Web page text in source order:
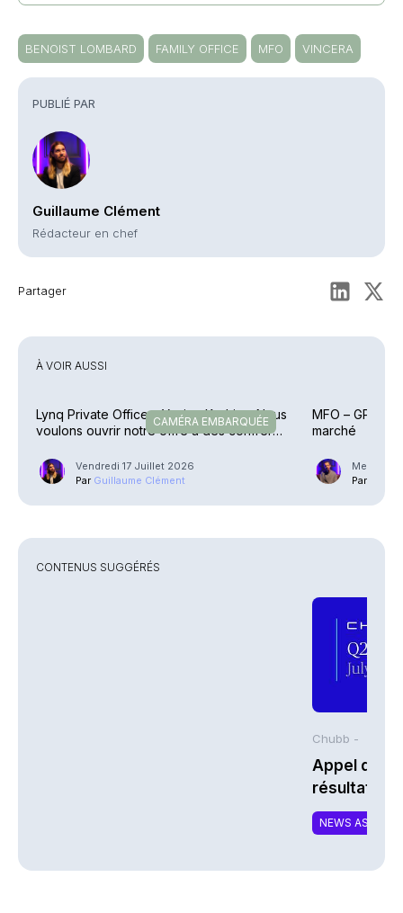
PUBLIÉ PAR
Guillaume Clément
Rédacteur en chef
Partager
BENOIST LOMBARD FAMILY OFFICE MFO VINCERA
À VOIR AUSSI
CAMÉRA EMBARQUÉE
Lynq Private Office – Yacine Kadri : « Nous
voulons ouvrir notre offre à des confrères
Vendredi 17 Juillet 2026
Par Guillaume Clément
MFO – GP
marché
Mercredi
Par
CONTENUS SUGGÉRÉS
Chubb -
Appel de
résultats
2026 de
NEWS